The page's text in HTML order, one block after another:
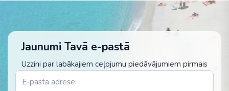
Jaunumi Tavā e-pastā
Uzzini par labākajiem ceļojumu piedāvājumiem pirmais